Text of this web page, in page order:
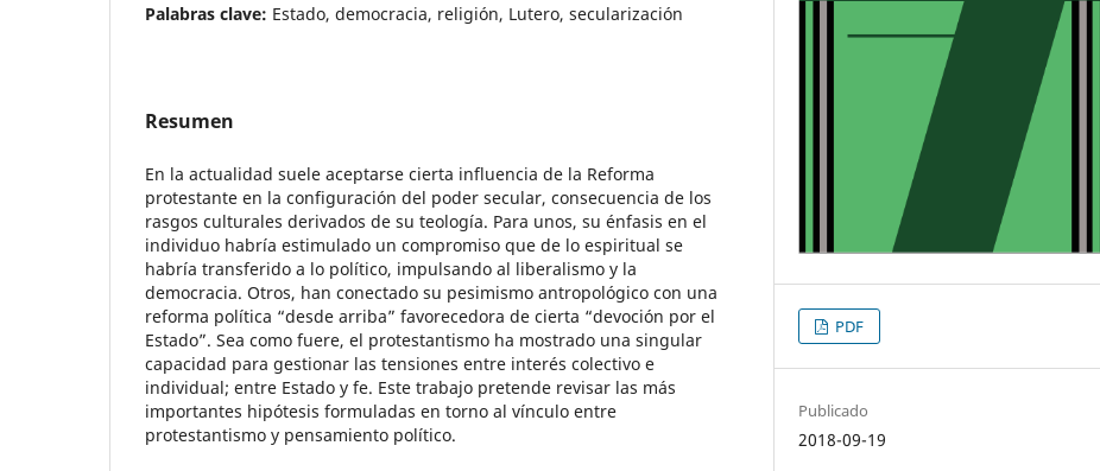
Palabras clave: Estado, democracia, religión, Lutero, secularización
Resumen
En la actualidad suele aceptarse cierta influencia de la Reforma
protestante en la configuración del poder secular, consecuencia de los
rasgos culturales derivados de su teología. Para unos, su énfasis en el
individuo habría estimulado un compromiso que de lo espiritual se
habría transferido a lo político, impulsando al liberalismo y la
democracia. Otros, han conectado su pesimismo antropológico con una
reforma política “desde arriba” favorecedora de cierta “devoción por el
Estado”. Sea como fuere, el protestantismo ha mostrado una singular
capacidad para gestionar las tensiones entre interés colectivo e
individual; entre Estado y fe. Este trabajo pretende revisar las más
importantes hipótesis formuladas en torno al vínculo entre
protestantismo y pensamiento político.
PDF
Publicado
2018-09-19